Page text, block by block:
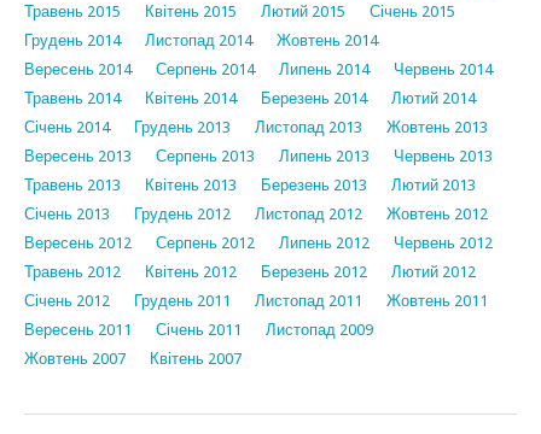
Травень 2015
Квітень 2015 Лютий 2015
Січень 2015
Грудень 2014
Листопад 2014
Жовтень 2014
Вересень 2014
Серпень 2014 Липень 2014
Червень 2014
Травень 2014
Квітень 2014 Березень 2014
Лютий 2014
Січень 2014
Грудень 2013 Листопад 2013
Жовтень 2013
Вересень 2013
Серпень 2013 Липень 2013
Червень 2013
Травень 2013
Квітень 2013 Березень 2013
Лютий 2013
Січень 2013
Грудень 2012 Листопад 2012
Жовтень 2012
Вересень 2012
Серпень 2012 Липень 2012
Червень 2012
Травень 2012
Квітень 2012 Березень 2012
Лютий 2012
Січень 2012
Грудень 2011 Листопад 2011
Жовтень 2011
Вересень 2011
Січень 2011
Листопад 2009
Жовтень 2007
Квітень 2007